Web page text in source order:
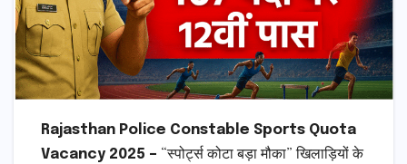
Rajasthan Police Constable Sports Quota
Vacancy 2025 – “स्पोर्ट्स कोटा बड़ा मौका” खिलाड़ियों के